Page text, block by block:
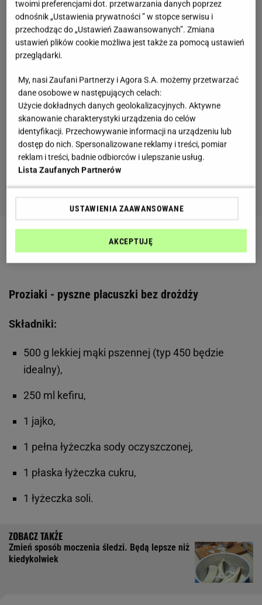
Szybki przepis na chrupiące placki z
Proziaki - pyszne placuszki bez drożdży
Składniki:
500 g lekkiej mąki pszennej (typ 450 będzie
idealny),
250 ml kefiru,
1 jajko,
1 pełna łyżeczka sody oczyszczonej,
1 płaska łyżeczka cukru,
1 łyżeczka soli.
Zmień sposób moczenia śledzi. Będą lepsze niż
kiedykolwiek
twoimi preferencjami dot. przetwarzania danych poprzez
odnośnik „Ustawienia prywatności ” w stopce serwisu i
przechodząc do „Ustawień Zaawansowanych”. Zmiana
ustawień plików cookie możliwa jest także za pomocą ustawień
przeglądarki.
My, nasi Zaufani Partnerzy i Agora S.A. możemy przetwarzać
dane osobowe w następujących celach:
Użycie dokładnych danych geolokalizacyjnych. Aktywne
skanowanie charakterystyki urządzenia do celów
identyfikacji. Przechowywanie informacji na urządzeniu lub
dostęp do nich. Spersonalizowane reklamy i treści, pomiar
reklam i treści, badnie odbiorców i ulepszanie usług.
Lista Zaufanych Partnerów
USTAWIENIA ZAAWANSOWANE
AKCEPTUJĘ